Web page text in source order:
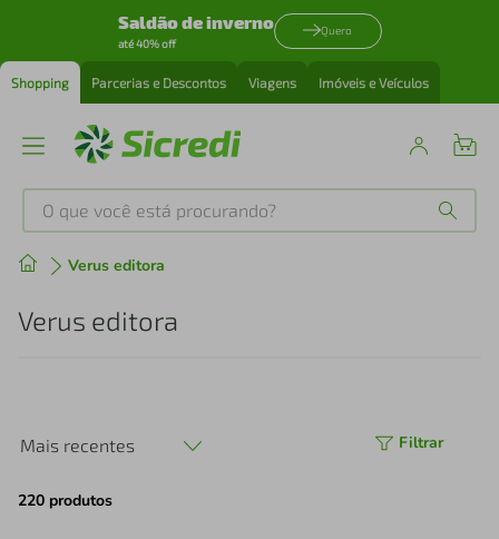
Saldão de inverno
até 40% off
Quero
Shopping Parcerias e Descontos Viagens Imóveis e Veículos
O que você está procurando?
Verus editora
Verus editora
Mais recentes Filtrar
220 produtos
Produtos mais buscados
tenis
perfume
4º air fryer